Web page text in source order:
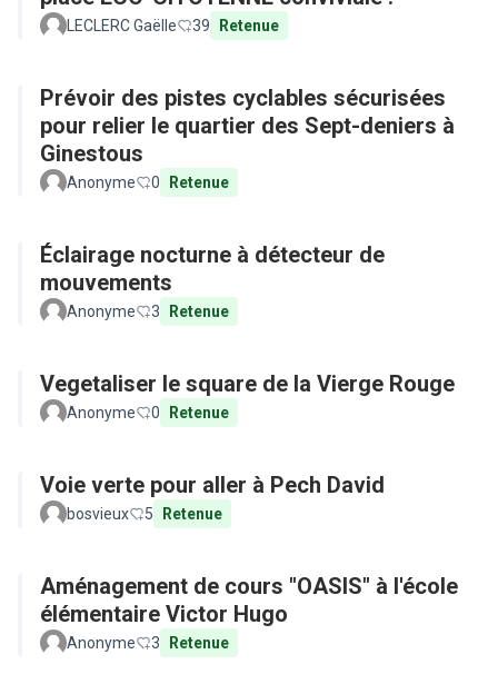
LECLERC Gaëlle 39 Retenue
Prévoir des pistes cyclables sécurisées
pour relier le quartier des Sept-deniers à
Ginestous
Anonyme 0 Retenue
Éclairage nocturne à détecteur de
mouvements
Anonyme 3 Retenue
Vegetaliser le square de la Vierge Rouge
Anonyme 0 Retenue
Voie verte pour aller à Pech David
bosvieux 5 Retenue
Aménagement de cours "OASIS" à l'école
élémentaire Victor Hugo
Anonyme 3 Retenue